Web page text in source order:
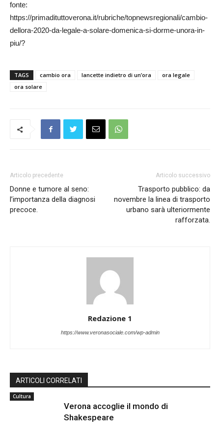
fonte:
https://primadituttoverona.it/rubriche/topnewsregionali/cambio-
dellora-2020-da-legale-a-solare-domenica-si-dorme-unora-in-
piu/?
TAGS cambio ora lancette indietro di un’ora
ora legale
ora solare
Articolo precedente
Donne e tumore al seno:
l’importanza della diagnosi
precoce.
Articolo successivo
Trasporto pubblico: da
novembre la linea di trasporto
urbano sarà ulteriormente
rafforzata.
Redazione 1
https://www.veronasociale.com/wp-admin
ARTICOLI CORRELATI
Cultura
Verona accoglie il mondo di
Shakespeare